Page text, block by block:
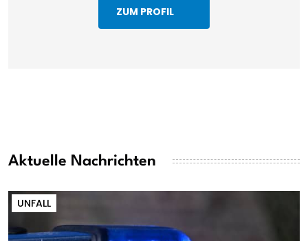
ZUM PROFIL
Aktuelle Nachrichten
UNFALL